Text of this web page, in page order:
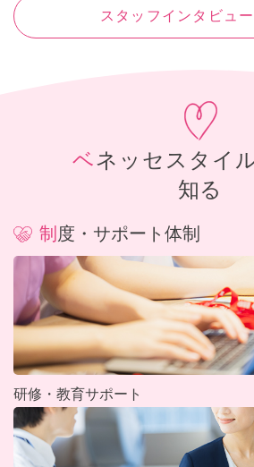
スタッフインタビュ
ベネッセスタイ
知る
制度・サポート体制
研修・教育サポート